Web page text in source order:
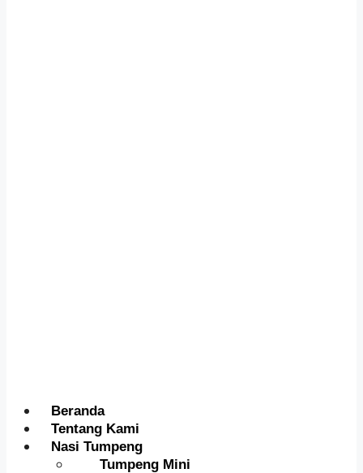
Menu
Beranda
Tentang Kami
Nasi Tumpeng
Tumpeng Mini